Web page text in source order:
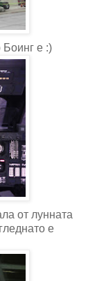
Боинг е :)
от лунната
е